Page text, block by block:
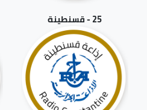
25 - قسنطينة